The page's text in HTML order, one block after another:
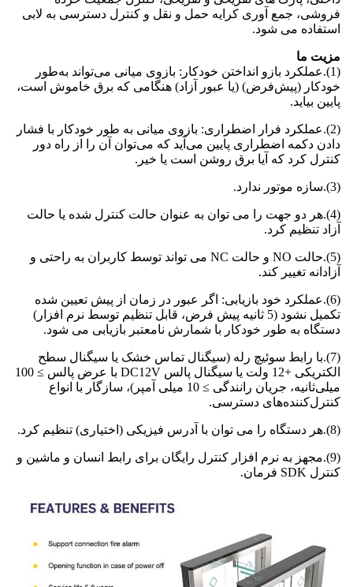
فروشی، جمع آوری کرایه حمل و نقل و کنترل دسترسی به لابی
استفاده می شود.
مزیت ما
(1).عملکرد بازو انداختن خودکار: بازوی میانی می‌تواند به‌طور
خودکار (پیش‌فرض) (یا عبور آزاد) هنگامی که برق خاموش است،
پایین بیاید.
(2).عملکرد فرار اضطراری: بازوی میانی به طور خودکار با فشار
دادن دکمه اضطراری پایین می‌آید که می‌توان آن را از راه دور
کنترل کرد که آیا برق روشن است یا خیر.
(3).سازه موتور ندارد.
(4).هر دو جهت را می توان به عنوان حالت کنترل شده یا حالت
آزاد تنظیم کرد.
(5).حالت NO و حالت NC می تواند توسط کاربران به راحتی و
آزادانه تغییر کند.
(6).عملکرد خود بازیابی: اگر عبور در زمان از پیش تعیین شده
تکمیل نشود (5 ثانیه پیش فرض، قابل تنظیم توسط نرم افزار)
دستگاه به طور خودکار با شمارش نامعتبر بازیابی می شود.
(7).با رابط سوئیچ رله (سیگنال تماس خشک یا سیگنال سطح
الکتریکی +12 ولت یا سیگنال پالس DC12V با عرض پالس ≥ 100
میلی‌ثانیه، جریان رانندگی ≥ 10 میلی آمپر)، سازگار با انواع
کنترل‌کننده‌های دسترسی.
(8).هر دستگاه را می توان با آدرس فیزیکی (اختیاری) تنظیم کرد.
(9).مجهز به نرم افزار کنترل رایگان برای رابط انسان و ماشین و
کنترل SDK فرمان.